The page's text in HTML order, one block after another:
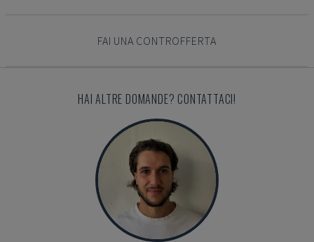
FAI UNA CONTROFFERTA
HAI ALTRE DOMANDE? CONTATTACI!